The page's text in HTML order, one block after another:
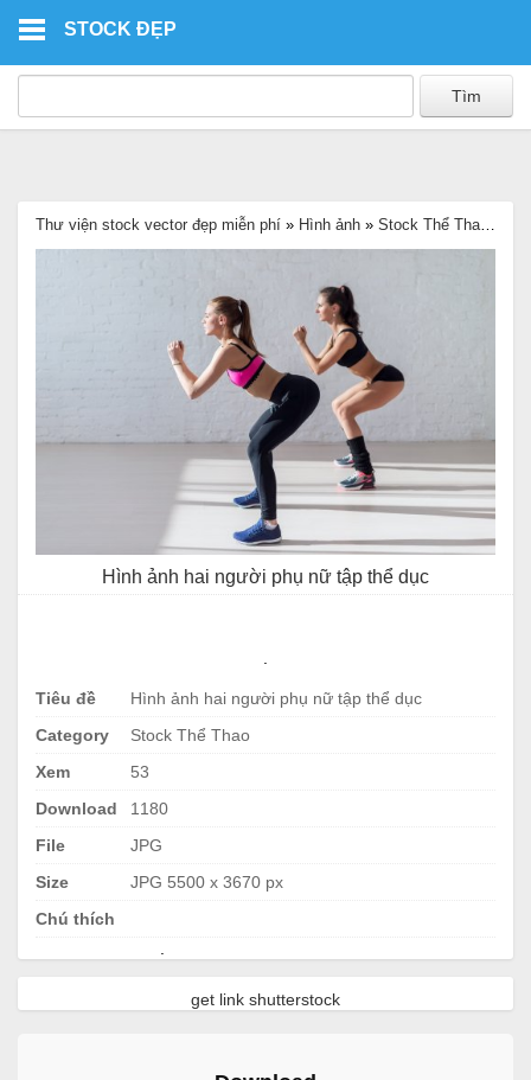
STOCK ĐẸP
Thư viện stock vector đẹp miễn phí » Hình ảnh » Stock Thể Thao »
Hình ảnh hai người phụ nữ tập thể dục
.
Tiêu đề
Hình ảnh hai người phụ nữ tập thể dục
Category
Stock Thể Thao
Xem
53
Download
1180
File
JPG
Size
JPG 5500 x 3670 px
Chú thích
.
get link shutterstock